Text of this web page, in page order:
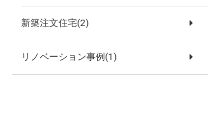
新築注文住宅(2)
リノベーション事例(1)